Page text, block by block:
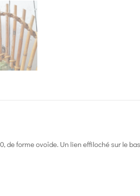
de forme ovoîde. Un lien effiloché sur le